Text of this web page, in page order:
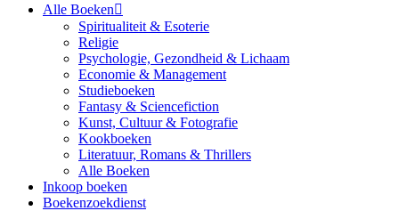
Alle Boeken
Spiritualiteit & Esoterie
Religie
Psychologie, Gezondheid & Lichaam
Economie & Management
Studieboeken
Fantasy & Sciencefiction
Kunst, Cultuur & Fotografie
Kookboeken
Literatuur, Romans & Thrillers
Alle Boeken
Inkoop boeken
Boekenzoekdienst